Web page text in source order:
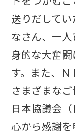
送りだして
なさん、一
身的な大奮
す。また、Ｎ
さまざまな
日本協議会（
心から感謝を